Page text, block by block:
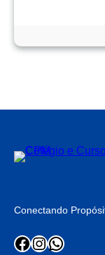
Conectando
Facebook
Instagram